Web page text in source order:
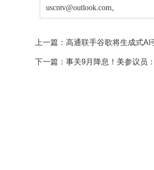
uscntv@outlook.com。
上一篇： 高通联手谷歌将生成式AI
下一篇： 事关9月降息！美参议员